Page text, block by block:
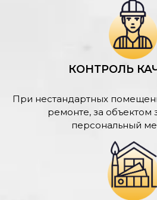
КОНТРОЛЬ
При нестандартных
ремонте, за объектом
персональный